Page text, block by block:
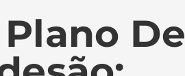
De